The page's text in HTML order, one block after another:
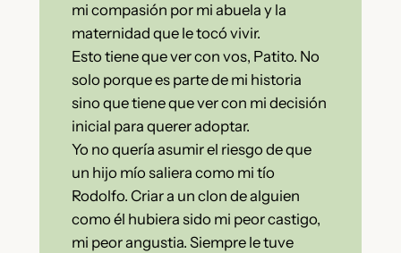
mi compasión por mi abuela y la
maternidad que le tocó vivir.
Esto tiene que ver con vos, Patito. No
solo porque es parte de mi historia
sino que tiene que ver con mi decisión
inicial para querer adoptar.
Yo no quería asumir el riesgo de que
un hijo mío saliera como mi tío
Rodolfo. Criar a un clon de alguien
como él hubiera sido mi peor castigo,
mi peor angustia. Siempre le tuve